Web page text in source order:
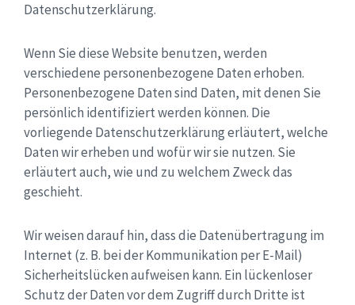
Datenschutzerklärung.
Wenn Sie diese Website benutzen, werden
verschiedene personenbezogene Daten erhoben.
Personenbezogene Daten sind Daten, mit denen Sie
persönlich identifiziert werden können. Die
vorliegende Datenschutzerklärung erläutert, welche
Daten wir erheben und wofür wir sie nutzen. Sie
erläutert auch, wie und zu welchem Zweck das
geschieht.
Wir weisen darauf hin, dass die Datenübertragung im
Internet (z. B. bei der Kommunikation per E-Mail)
Sicherheitslücken aufweisen kann. Ein lückenloser
Schutz der Daten vor dem Zugriff durch Dritte ist